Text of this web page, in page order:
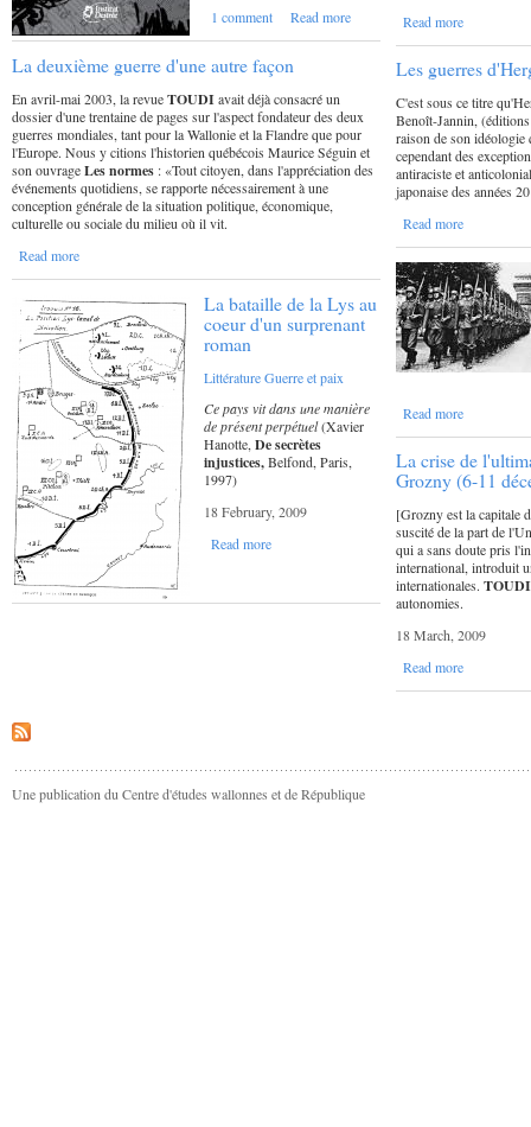
1 comment
Read more
La deuxième guerre d'une autre façon
En avril-mai 2003, la revueTOUDIavait déjà consacré un
dossier d'une trentaine de pages sur l'aspect fondateur des deux
guerres mondiales, tant pour la Wallonie et la Flandre que pour
l'Europe. Nous y citions l'historien québécois Maurice Séguin et
son ouvrageLes normes : «Tout citoyen, dans l'appréciation des
événements quotidiens, se rapporte nécessairement à une
conception générale de la situation politique, économique,
culturelle ou sociale du milieu où il vit.
Read more
La bataille de la Lys au
coeur d'un surprenant
roman
LittératureGuerre et paix
Ce pays vit dans une manière
de présent perpétuel(Xavier
Hanotte,De secrètes
injustices,Belfond, Paris,
1997)
18 February, 2009
Read more
Read more
Les guerres
C'est sous ce titre
Benoît-Jannin,
raison de son idéologie
cependant des
antiraciste et
japonaise des années
Read more
Read more
La crise de
Grozny (6-11
[Grozny est la capitale
suscité de la part de
qui a sans doute pris
international, introduit
internationales.TOUDI
autonomies.
18 March, 2009
Read more
Une publication du Centre d'études wallonnes et de République